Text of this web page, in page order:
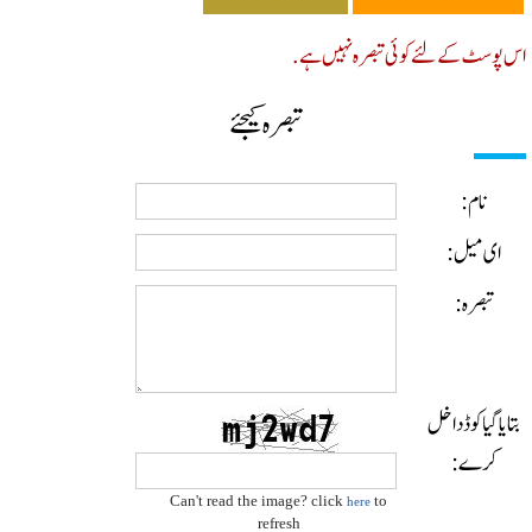
کے لئے کوئی تبصرہ نہیں ہے.
تبصرہ کیجئے
نام:
ای میل:
تبصرہ:
گیا کوڈ داخل
کرے:
Can't read the image? clickhere
refresh